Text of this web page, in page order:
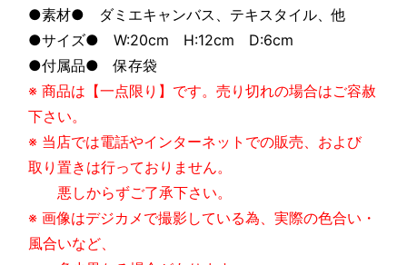
●素材● ダミエキャンバス、テキスタイル、他
●サイズ● W:20cm H:12cm D:6cm
●付属品● 保存袋
※ 商品は【一点限り】です。売り切れの場合はご容赦
下さい。
※ 当店では電話やインターネットでの販売、および
取り置きは行っておりません。
悪しからずご了承下さい。
※ 画像はデジカメで撮影している為、実際の色合い・
風合いなど、